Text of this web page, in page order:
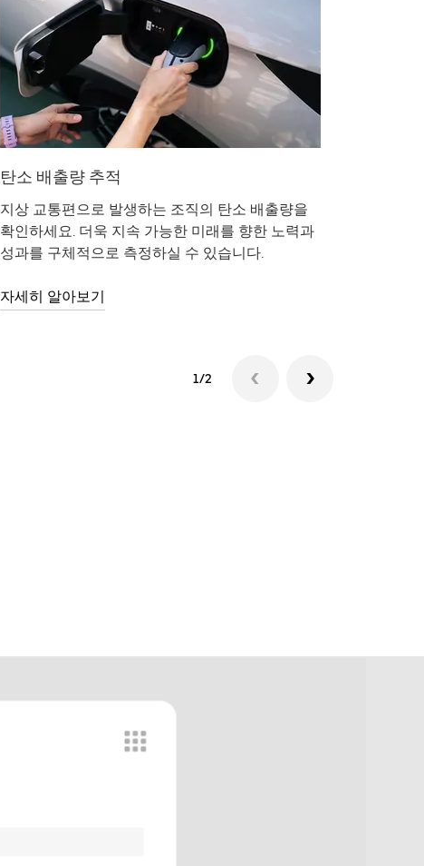
탄소 배출량 추적
지상 교통편으로 발생하는 조직의 탄소 배출량을
확인하세요. 더욱 지속 가능한 미래를 향한 노력과
성과를 구체적으로 측정하실 수 있습니다.
자세히 알아보기
1/2